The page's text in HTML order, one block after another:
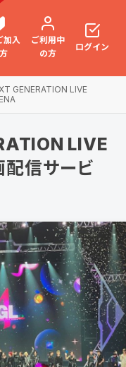
加入
ご利用中
の方
るご質問
マガジン
ログイン
GENERATION LIVE
LIVE
信サービ